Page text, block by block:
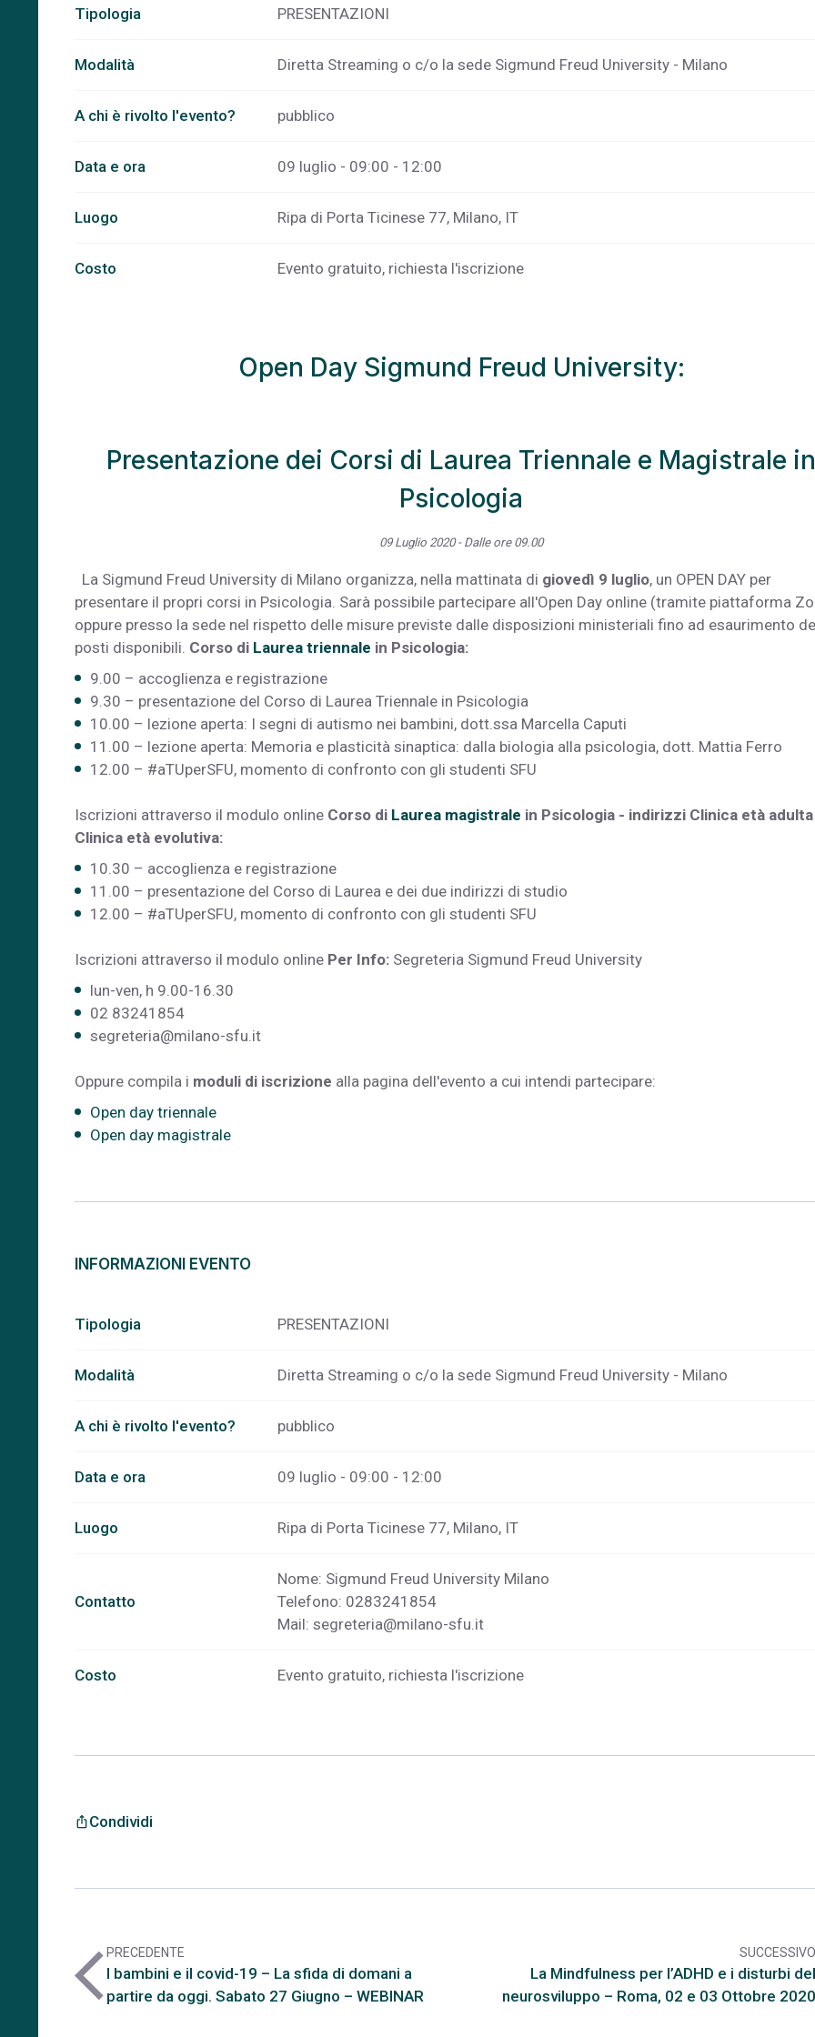
Tipologia PRESENTAZIONI
Modalità Diretta Streaming o c/o la sede Sigmund Freud University - Milano
A chi è rivolto l'evento? pubblico
Data e ora 09 luglio - 09:00 - 12:00
Luogo Ripa di Porta Ticinese 77, Milano, IT
Costo Evento gratuito, richiesta l'iscrizione
Open Day Sigmund Freud University:
Presentazione dei Corsi di Laurea Triennale e Magistrale in
Psicologia
09 Luglio 2020 - Dalle ore 09.00
La Sigmund Freud University di Milano organizza, nella mattinata di giovedì 9 luglio, un OPEN DAY per
presentare il propri corsi in Psicologia. Sarà possibile partecipare all'Open Day online (tramite piattaforma
oppure presso la sede nel rispetto delle misure previste dalle disposizioni ministeriali fino ad esaurimento
posti disponibili. Corso di Laurea triennale in Psicologia:
9.00 – accoglienza e registrazione
9.30 – presentazione del Corso di Laurea Triennale in Psicologia
10.00 – lezione aperta: I segni di autismo nei bambini, dott.ssa Marcella Caputi
11.00 – lezione aperta: Memoria e plasticità sinaptica: dalla biologia alla psicologia, dott. Mattia Ferro
12.00 – #aTUperSFU, momento di confronto con gli studenti SFU
Iscrizioni attraverso il modulo online Corso di Laurea magistrale in Psicologia - indirizzi Clinica età
Clinica età evolutiva:
10.30 – accoglienza e registrazione
11.00 – presentazione del Corso di Laurea e dei due indirizzi di studio
12.00 – #aTUperSFU, momento di confronto con gli studenti SFU
Iscrizioni attraverso il modulo online Per Info: Segreteria Sigmund Freud University
lun-ven, h 9.00-16.30
02 83241854
segreteria@milano-sfu.it
Oppure compila i moduli di iscrizione alla pagina dell'evento a cui intendi partecipare:
Open day triennale
Open day magistrale
INFORMAZIONI EVENTO
Tipologia PRESENTAZIONI
Modalità Diretta Streaming o c/o la sede Sigmund Freud University - Milano
A chi è rivolto l'evento? pubblico
Data e ora 09 luglio - 09:00 - 12:00
Luogo Ripa di Porta Ticinese 77, Milano, IT
Contatto
Nome: Sigmund Freud University Milano
Telefono: 0283241854
Mail: segreteria@milano-sfu.it
Costo Evento gratuito, richiesta l'iscrizione
ios_shareCondividi
arrow_back_iosPRECEDENTE
I bambini e il covid-19 – La sfida di domani a
partire da oggi. Sabato 27 Giugno – WEBINAR
SUCCESSIVO
La Mindfulness per l’ADHD e i disturbi del
neurosviluppo – Roma, 02 e 03 Ottobre 2020